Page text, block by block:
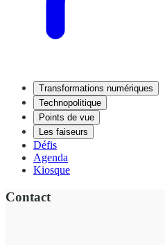
Transformations numériques
Technopolitique
Points de vue
Les faiseurs
Défis
Agenda
Kiosque
Contact